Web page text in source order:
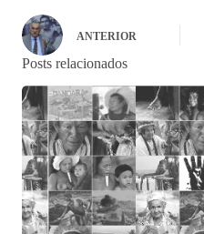
ANTERIOR
Posts relacionados